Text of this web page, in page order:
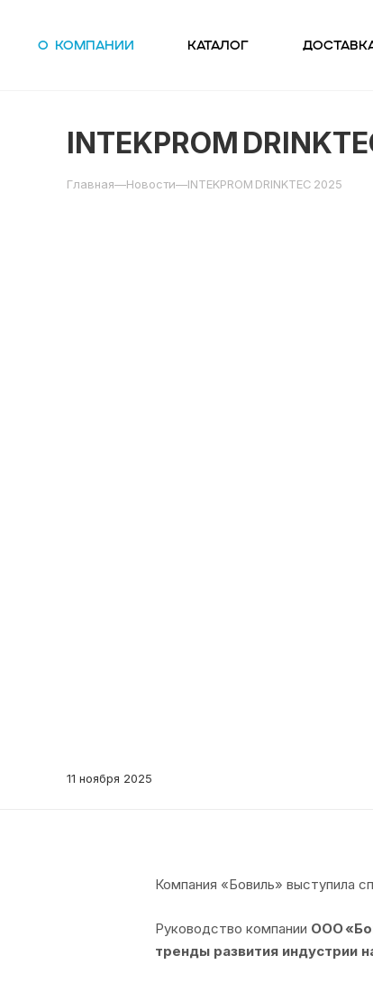
О компании Каталог
INTEKPROM
Главная—Новости—INTEKPROM DRINKTEC 2025
11 ноября 2025
Компания «Бовиль» выступила
Руководство компании ООО
тренды развития индустрии